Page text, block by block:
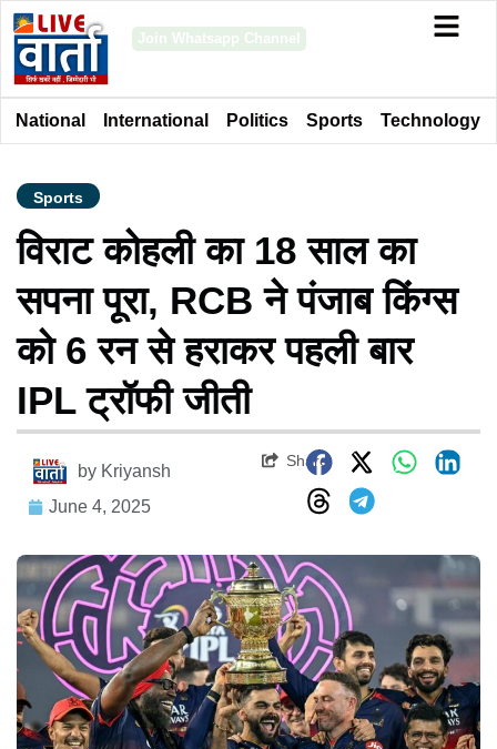
Join Whatsapp Channel
National International Politics Sports Technology
Sports
विराट कोहली का 18 साल का
सपना पूरा, RCB ने पंजाब किंग्स
को 6 रन से हराकर पहली बार
IPL ट्रॉफी जीती
by Kriyansh
June 4, 2025
Share